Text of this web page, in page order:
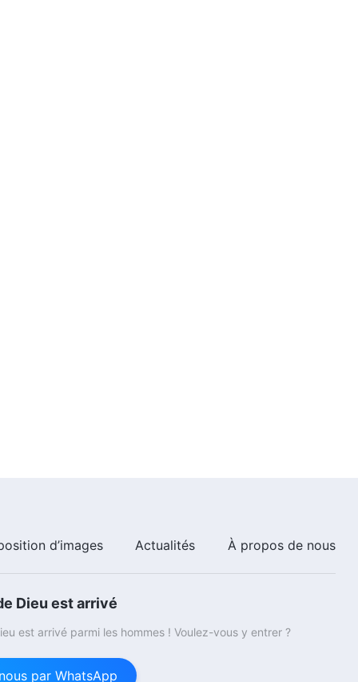
d’images Actualités À propos de nous
Dieu est arrivé
est arrivé parmi les hommes ! Voulez-vous y entrer ?
par WhatsApp